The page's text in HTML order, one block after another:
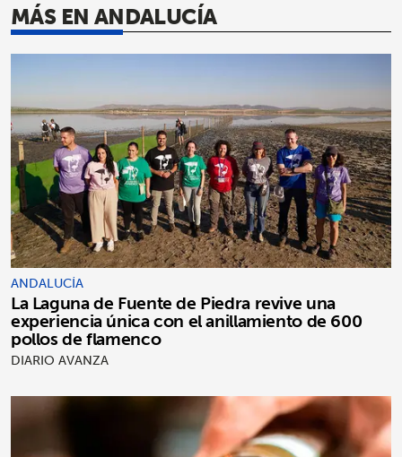
MÁS EN ANDALUCÍA
ANDALUCÍA
La Laguna de Fuente de Piedra revive una
experiencia única con el anillamiento de 600
pollos de flamenco
DIARIO AVANZA